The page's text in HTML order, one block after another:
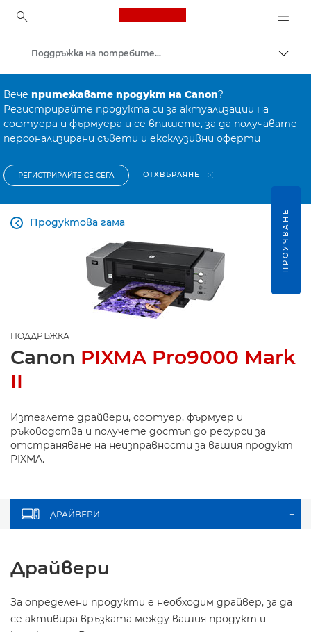
Canon Logo, back to
Поддръжка на потребителски продукти
Вече притежавате продукт на Canon?
Регистрирайте продукта си за актуализации на
софтуера и фърмуера и се впишете, за да получавате
персонализирани съвети и ексклузивни оферти
РЕГИСТРИРАЙТЕ СЕ СЕГА ОТХВЪРЛЯНЕ
Продуктова гама

ПОДДРЪЖКА
Canon PIXMA Pro9000 Mark
II
Изтеглете драйвери, софтуер, фърмуер и
ръководства и получете достъп до ресурси за
отстраняване на неизправности за вашия продукт
PIXMA.
ДРАЙВЕРИ +
Драйвери
За определени продукти е необходим драйвер, за да
се активира връзката между вашия продукт и
ПРОУЧВАНЕ